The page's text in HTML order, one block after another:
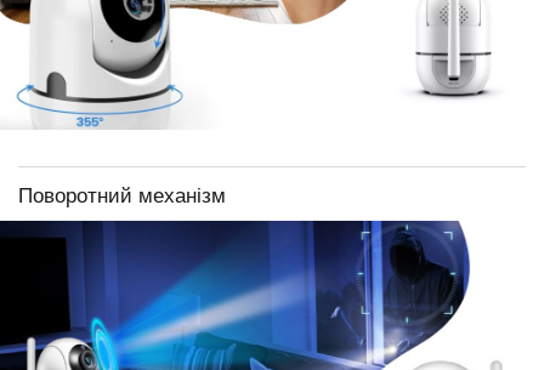
Поворотний механізм